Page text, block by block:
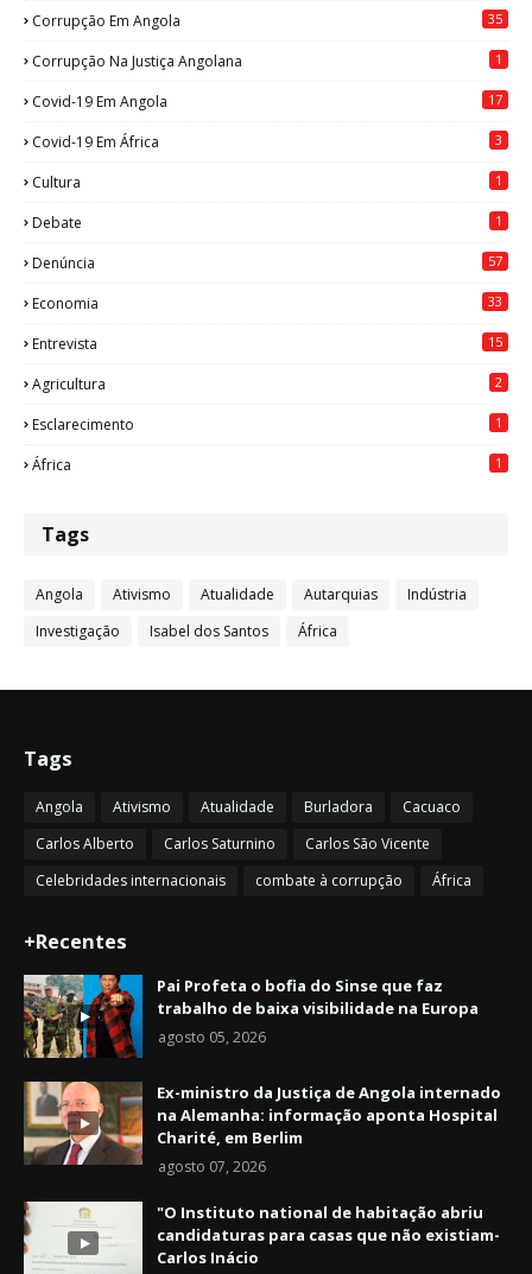
Corrupção Em Angola 35
Corrupção Na Justiça Angolana 1
Covid-19 Em Angola 17
Covid-19 Em África 3
Cultura 1
Debate 1
Denúncia 57
Economia 33
Entrevista 15
Agricultura 2
Esclarecimento 1
África 1
Tags
Angola Ativismo Atualidade Autarquias
Indústria
Investigação
Isabel dos Santos África
Tags
Angola Ativismo Atualidade Burladora
Cacuaco
Carlos Alberto
Carlos Saturnino
Carlos São Vicente
Celebridades internacionais
combate à corrupção África
+Recentes
Pai Profeta o bofia do Sinse que faz
trabalho de baixa visibilidade na Europa
agosto 05, 2026
Ex-ministro da Justiça de Angola internado
na Alemanha: informação aponta Hospital
Charité, em Berlim
agosto 07, 2026
"O Instituto national de habitação abriu
candidaturas para casas que não existiam-
Carlos Inácio